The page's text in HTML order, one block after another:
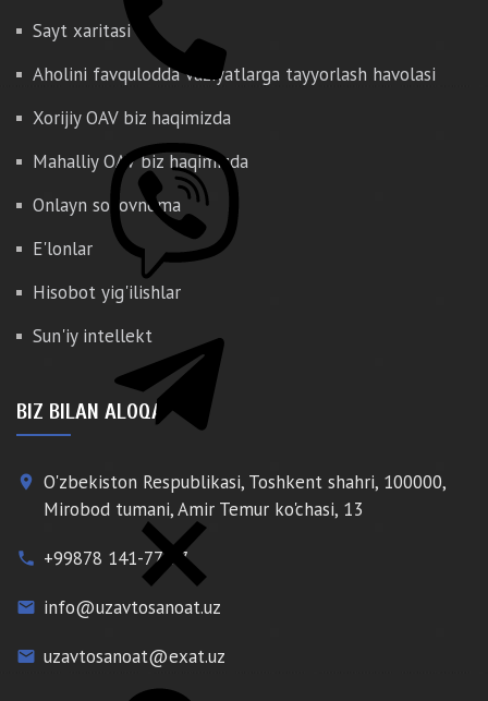
Sayt xaritasi
Aholini favqulodda vaziyatlarga tayyorlash havolasi
Xorijiy OAV biz haqimizda
Mahalliy OAV biz haqimizda
Onlayn so'rovnoma
E'lonlar
Hisobot yig'ilishlar
Sun'iy intellekt
BIZ BILAN ALOQA
place O'zbekiston Respublikasi, Toshkent shahri, 100000,
Mirobod tumani, Amir Temur ko'chasi, 13
phone +99878 141-77-77
email info@uzavtosanoat.uz
email uzavtosanoat@exat.uz